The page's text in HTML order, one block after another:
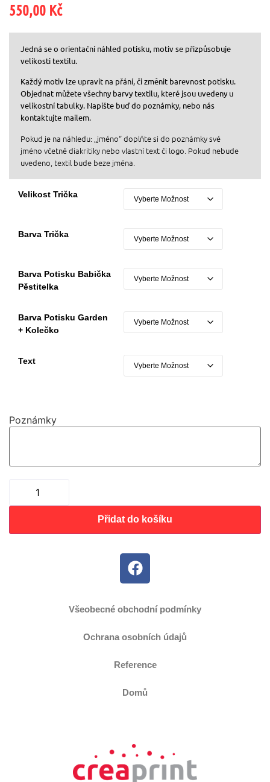
550,00 Kč
Jedná se o orientační náhled potisku, motiv se přizpůsobuje
velikosti textilu.
Každý motiv lze upravit na přání, či změnit barevnost potisku.
Objednat můžete všechny barvy textilu, které jsou uvedeny u
velikostní tabulky. Napište buď do poznámky, nebo nás
kontaktujte mailem.
Pokud je na náhledu: „jméno“ doplňte si do poznámky své
jméno včetně diakritiky nebo vlastní text či logo. Pokud nebude
uvedeno, textil bude beze jména.
Velikost Trička
Barva Trička
Barva Potisku Babička
Pěstitelka
Barva Potisku Garden
+ Kolečko
Text
Poznámky
Přidat do košíku
Všeobecné obchodní podmínky
Ochrana osobních údajů
Reference
Domů